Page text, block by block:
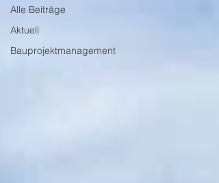
Alle Beiträge
Aktuell
Bauprojektmanagement